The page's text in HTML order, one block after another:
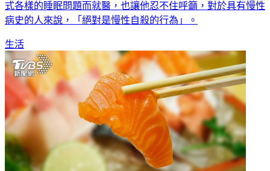
式各樣的睡眠問題而就醫，也讓他忍不住呼籲，對於具有慢性
病史的人來說，「絕對是慢性自殺的行為」。
生活